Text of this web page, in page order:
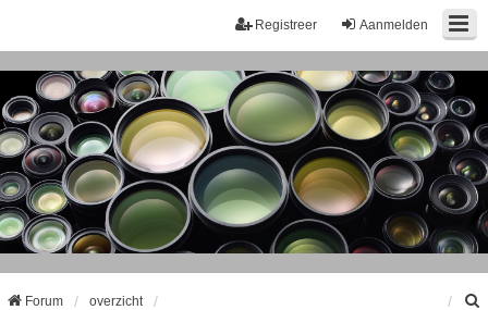
Aanmelden
Registreer
Forum overzicht